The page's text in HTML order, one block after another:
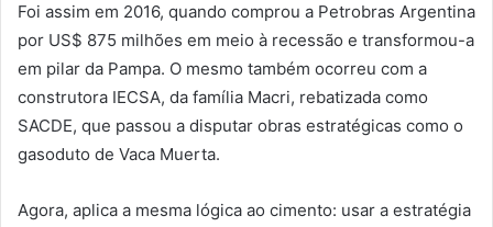
Foi assim em 2016, quando comprou a Petrobras Argentina
por US$ 875 milhões em meio à recessão e transformou-a
em pilar da Pampa. O mesmo também ocorreu com a
construtora IECSA, da família Macri, rebatizada como
SACDE, que passou a disputar obras estratégicas como o
gasoduto de Vaca Muerta.
Agora, aplica a mesma lógica ao cimento: usar a estratégia